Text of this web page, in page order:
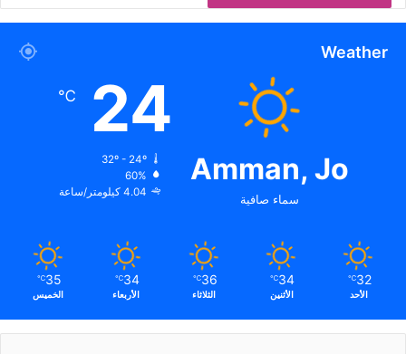
Weather
Amman, Jo
سماء صافية
24
℃
32º - 24º
60%
4.04 كيلومتر/ساعة
32
℃
الأحد
34
℃
الأثنين
36
℃
الثلاثاء
34
℃
الأربعاء
35
℃
الخميس